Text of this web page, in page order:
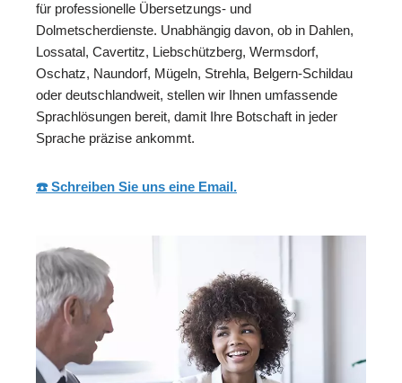
für professionelle Übersetzungs- und
Dolmetscherdienste. Unabhängig davon, ob in Dahlen,
Lossatal, Cavertitz, Liebschützberg, Wermsdorf,
Oschatz, Naundorf, Mügeln, Strehla, Belgern-Schildau
oder deutschlandweit, stellen wir Ihnen umfassende
Sprachlösungen bereit, damit Ihre Botschaft in jeder
Sprache präzise ankommt.
☎️ Schreiben Sie uns eine Email.